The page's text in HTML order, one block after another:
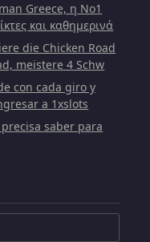
Greece, η Νο1
και καθημερινά
die Chicken Road
meistere 4 Schw
con cada giro y
a 1xslots
saber para